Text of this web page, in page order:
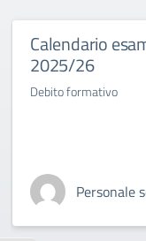
Calendario
2025/26
Debito formativo
Personale